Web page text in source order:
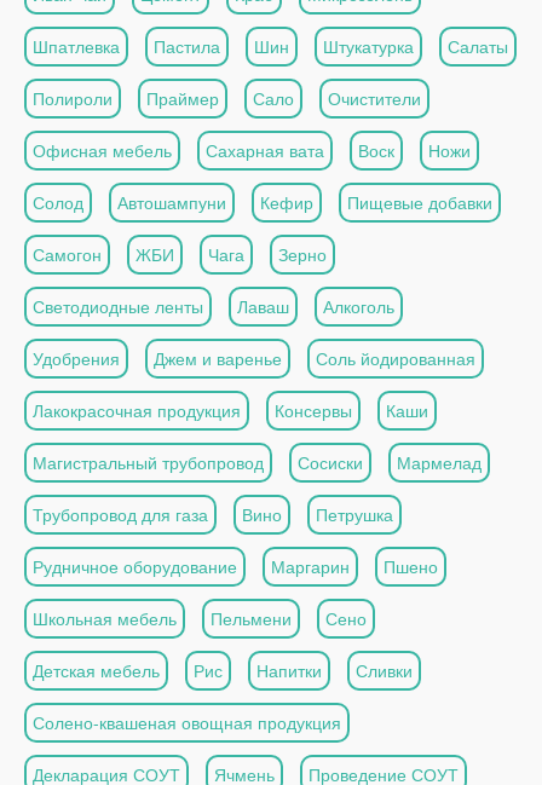
Шпатлевка Пастила Шин Штукатурка Салаты
Полироли Праймер Сало Очистители
Офисная мебель Сахарная вата Воск Ножи
Солод Автошампуни Кефир Пищевые добавки
Самогон ЖБИ Чага Зерно
Светодиодные ленты Лаваш Алкоголь
Удобрения Джем и варенье Соль йодированная
Лакокрасочная продукция Консервы Каши
Магистральный трубопровод Сосиски Мармелад
Трубопровод для газа Вино Петрушка
Рудничное оборудование Маргарин Пшено
Школьная мебель Пельмени Сено
Детская мебель Рис Напитки Сливки
Солено-квашеная овощная продукция
Декларация СОУТ Ячмень Проведение СОУТ